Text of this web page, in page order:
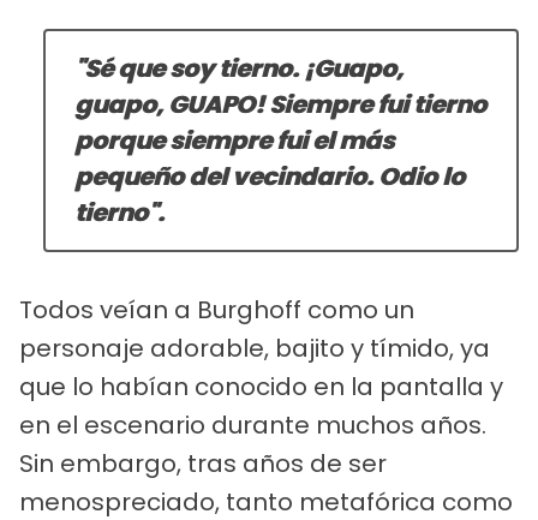
"Sé que soy tierno. ¡Guapo,
guapo, GUAPO! Siempre fui tierno
porque siempre fui el más
pequeño del vecindario. Odio lo
tierno".
Todos veían a Burghoff como un
personaje adorable, bajito y tímido, ya
que lo habían conocido en la pantalla y
en el escenario durante muchos años.
Sin embargo, tras años de ser
menospreciado, tanto metafórica como